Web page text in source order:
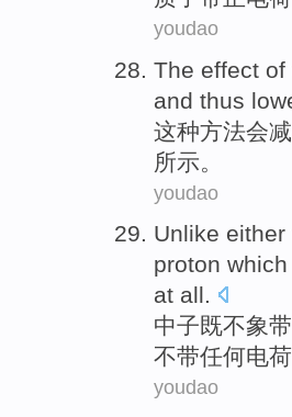
youdao
The effect of
and thus
这种方法会
所示。
youdao
Unlike either
proton
at all.
中子既不象带
不带任何电荷
youdao